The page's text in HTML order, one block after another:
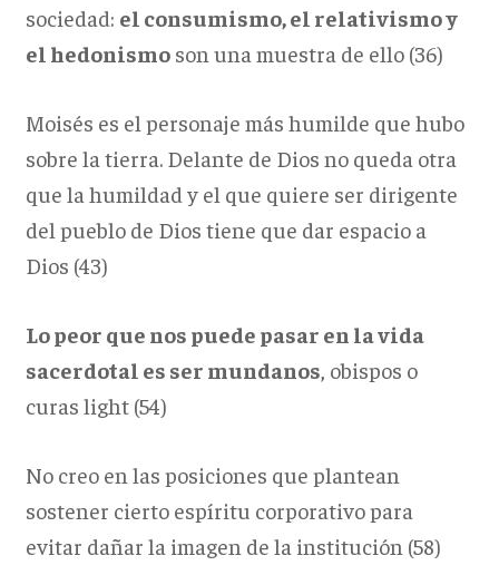
sociedad: el consumismo, el relativismo y
el hedonismoson una muestra de ello (36)
Moisés es el personaje más humilde que hubo
sobre la tierra. Delante de Dios no queda otra
que la humildad y el que quiere ser dirigente
del pueblo de Dios tiene que dar espacio a
Dios (43)
Lo peor que nos puede pasar en la vida
sacerdotal es ser mundanos, obispos o
curas light (54)
No creo en las posiciones que plantean
sostener cierto espíritu corporativo para
evitar dañar la imagen de la institución (58)